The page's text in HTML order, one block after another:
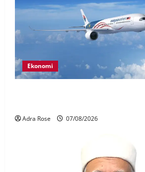
Ekonomi
Adra Rose 07/08/2026